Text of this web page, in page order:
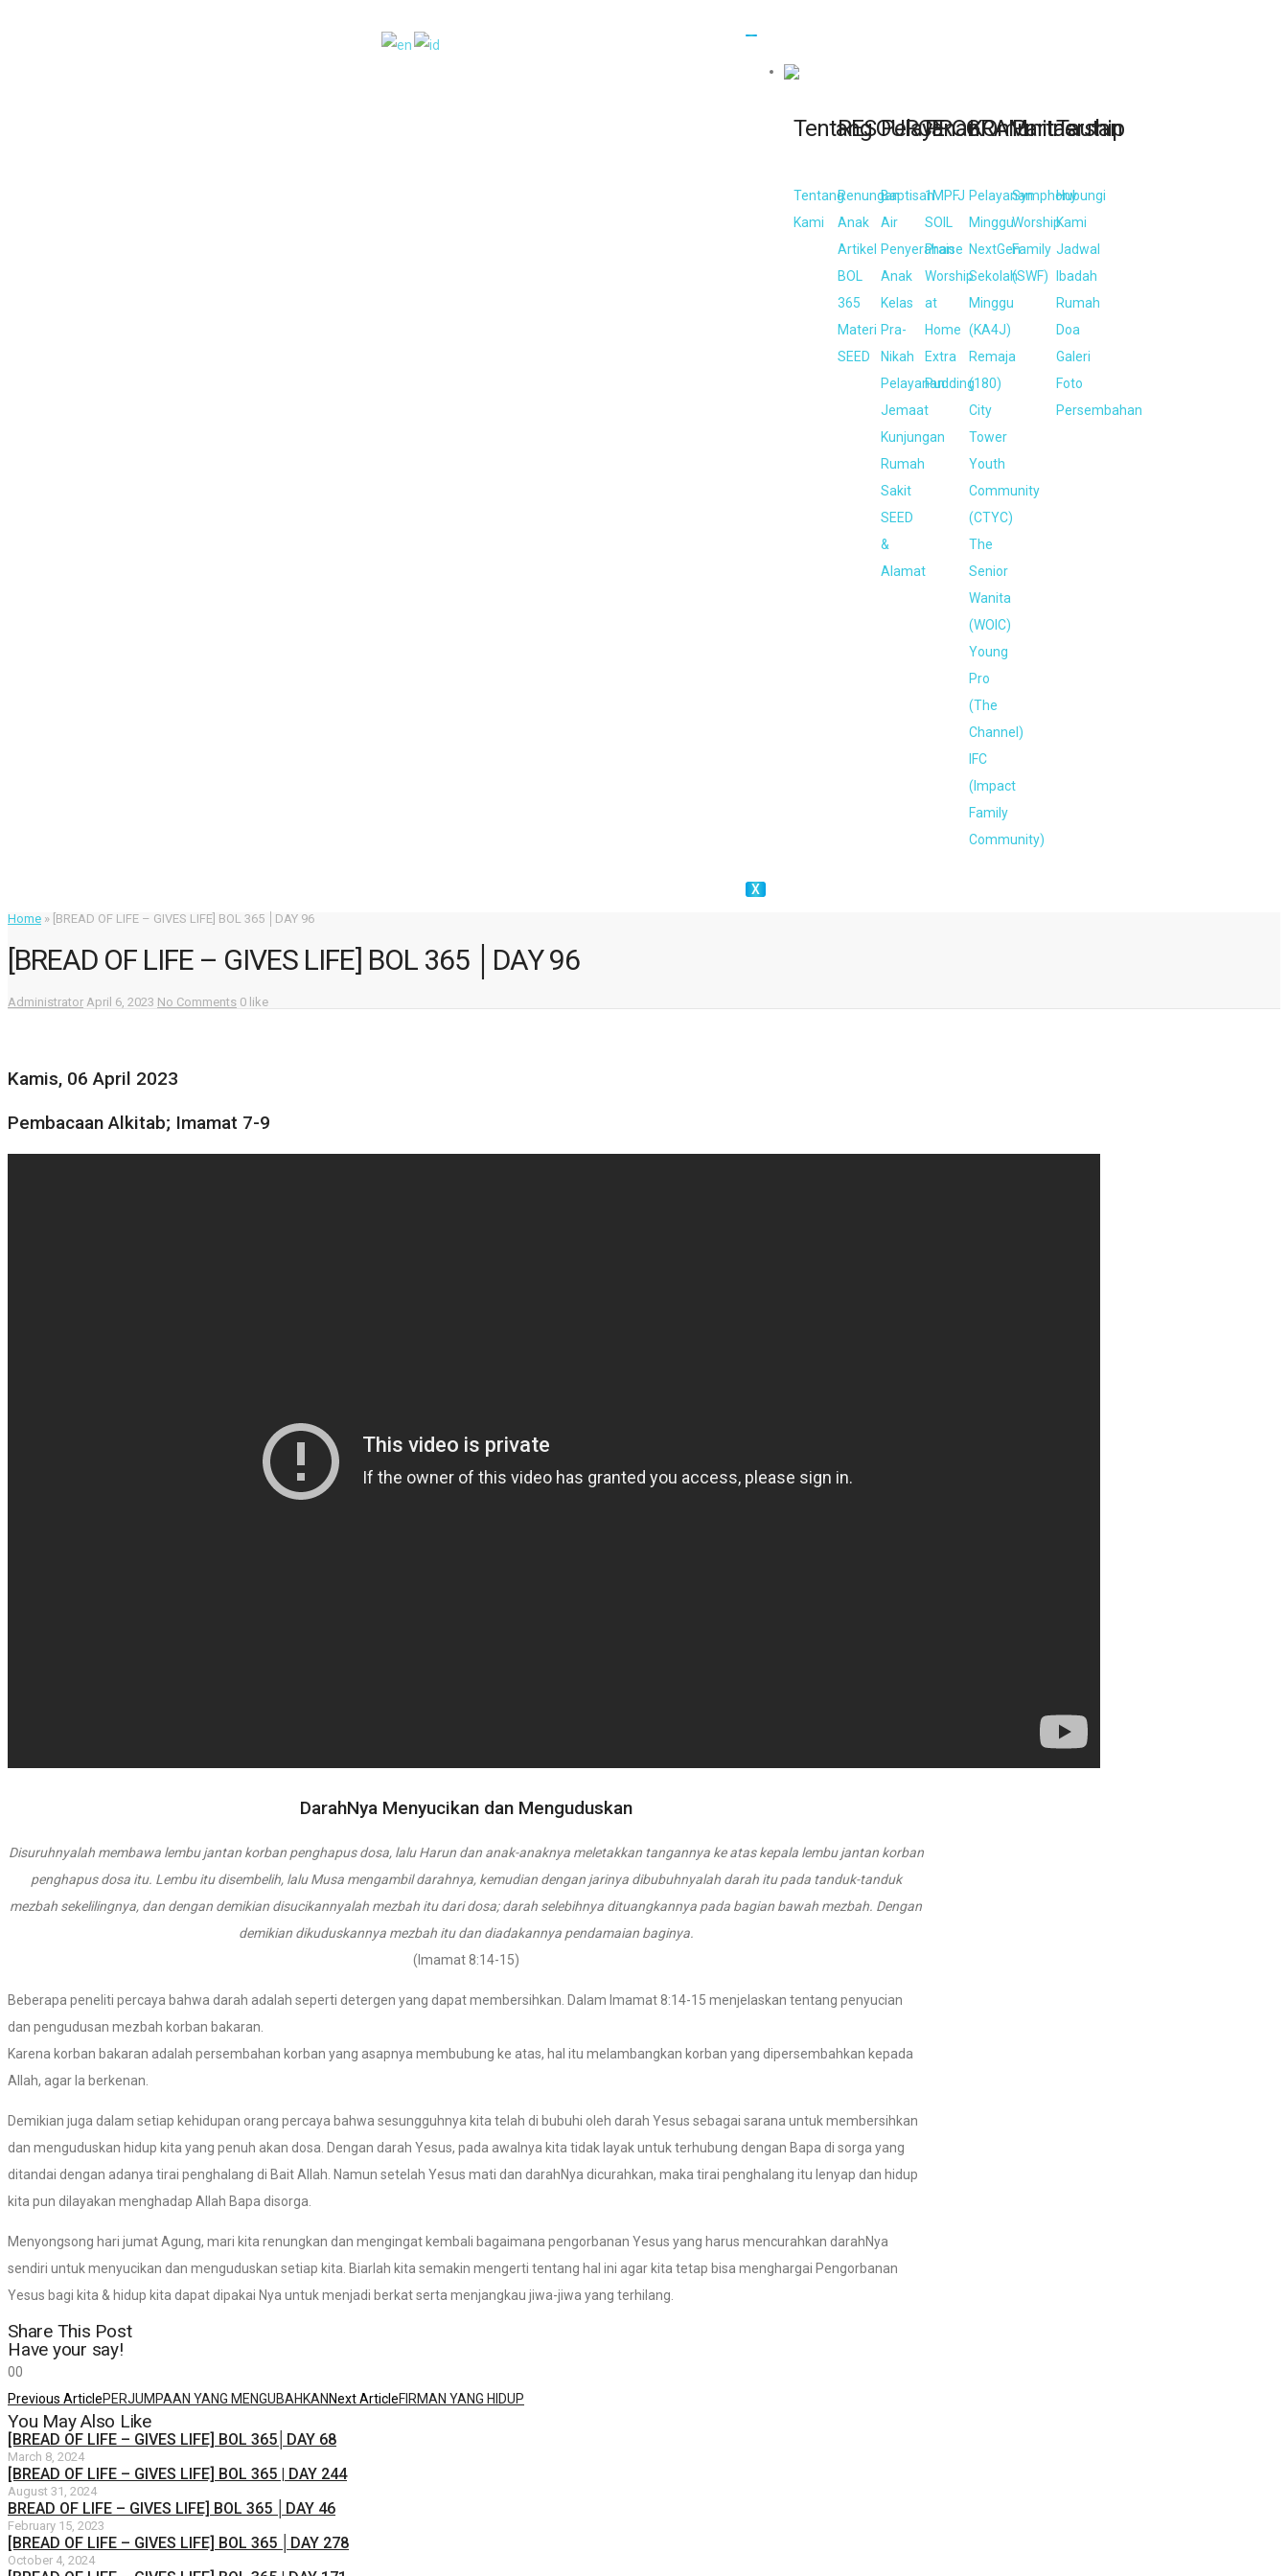
Tentang
Tentang
Kami
RESOURCE
Renungan
Anak
Artikel
BOL
365
Materi
SEED
Pelayanan
Baptisan
Air
Penyerahan
Anak
Kelas
Pra-
Nikah
Pelayanan
Jemaat
Kunjungan
Rumah
Sakit
SEED
&
Alamat
PROGRAM
1MPFJ
SOIL
Praise
Worship
at
Home
Extra
Pudding
KOmunitas
Pelayanan
Minggu
NextGen
Sekolah
Minggu
(KA4J)
Remaja
(180)
City
Tower
Youth
Community
(CTYC)
The
Senior
Wanita
(WOIC)
Young
Pro
(The
Channel)
IFC
(Impact
Family
Community)
Partnership
Symphony
Worship
Family
(SWF)
Tautan
Hubungi
Kami
Jadwal
Ibadah
Rumah
Doa
Galeri
Foto
Persembahan
X
Home » [BREAD OF LIFE – GIVES LIFE] BOL 365 │DAY 96
[BREAD OF LIFE – GIVES LIFE] BOL 365 │DAY 96
Administrator April 6, 2023 No Comments 0 like
Kamis, 06 April 2023
Pembacaan Alkitab; Imamat 7-9
DarahNya Menyucikan dan Menguduskan
Disuruhnyalah membawa lembu jantan korban penghapus dosa, lalu Harun dan anak-anaknya meletakkan tangannya ke atas kepala lembu jantan korban
penghapus dosa itu. Lembu itu disembelih, lalu Musa mengambil darahnya, kemudian dengan jarinya dibubuhnyalah darah itu pada tanduk-tanduk
mezbah sekelilingnya, dan dengan demikian disucikannyalah mezbah itu dari dosa; darah selebihnya dituangkannya pada bagian bawah mezbah. Dengan
demikian dikuduskannya mezbah itu dan diadakannya pendamaian baginya.
(Imamat 8:14-15)
Beberapa peneliti percaya bahwa darah adalah seperti detergen yang dapat membersihkan. Dalam Imamat 8:14-15 menjelaskan tentang penyucian
dan pengudusan mezbah korban bakaran.
Karena korban bakaran adalah persembahan korban yang asapnya membubung ke atas, hal itu melambangkan korban yang dipersembahkan kepada
Allah, agar Ia berkenan.
Demikian juga dalam setiap kehidupan orang percaya bahwa sesungguhnya kita telah di bubuhi oleh darah Yesus sebagai sarana untuk membersihkan
dan menguduskan hidup kita yang penuh akan dosa. Dengan darah Yesus, pada awalnya kita tidak layak untuk terhubung dengan Bapa di sorga yang
ditandai dengan adanya tirai penghalang di Bait Allah. Namun setelah Yesus mati dan darahNya dicurahkan, maka tirai penghalang itu lenyap dan hidup
kita pun dilayakan menghadap Allah Bapa disorga.
Menyongsong hari jumat Agung, mari kita renungkan dan mengingat kembali bagaimana pengorbanan Yesus yang harus mencurahkan darahNya
sendiri untuk menyucikan dan menguduskan setiap kita. Biarlah kita semakin mengerti tentang hal ini agar kita tetap bisa menghargai Pengorbanan
Yesus bagi kita & hidup kita dapat dipakai Nya untuk menjadi berkat serta menjangkau jiwa-jiwa yang terhilang.
Share This Post
Have your say!
00
Previous ArticlePERJUMPAAN YANG MENGUBAHKAN Next ArticleFIRMAN YANG HIDUP
You May Also Like
[BREAD OF LIFE – GIVES LIFE] BOL 365│DAY 68
March 8, 2024
[BREAD OF LIFE – GIVES LIFE] BOL 365 | DAY 244
August 31, 2024
BREAD OF LIFE – GIVES LIFE] BOL 365 │DAY 46
February 15, 2023
[BREAD OF LIFE – GIVES LIFE] BOL 365 │DAY 278
October 4, 2024